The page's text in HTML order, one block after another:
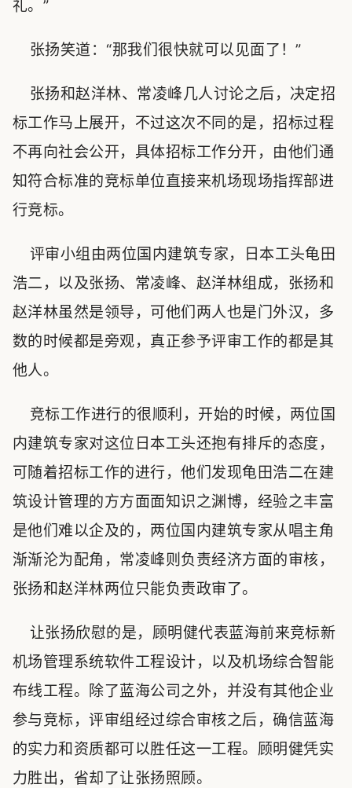
礼。”
张扬笑道：“那我们很快就可以见面了！”
张扬和赵洋林、常凌峰几人讨论之后，决定招
标工作马上展开，不过这次不同的是，招标过程
不再向社会公开，具体招标工作分开，由他们通
知符合标准的竞标单位直接来机场现场指挥部进
行竞标。
评审小组由两位国内建筑专家，日本工头龟田
浩二，以及张扬、常凌峰、赵洋林组成，张扬和
赵洋林虽然是领导，可他们两人也是门外汉，多
数的时候都是旁观，真正参予评审工作的都是其
他人。
竞标工作进行的很顺利，开始的时候，两位国
内建筑专家对这位日本工头还抱有排斥的态度，
可随着招标工作的进行，他们发现龟田浩二在建
筑设计管理的方方面面知识之渊博，经验之丰富
是他们难以企及的，两位国内建筑专家从唱主角
渐渐沦为配角，常凌峰则负责经济方面的审核，
张扬和赵洋林两位只能负责政审了。
让张扬欣慰的是，顾明健代表蓝海前来竞标新
机场管理系统软件工程设计，以及机场综合智能
布线工程。除了蓝海公司之外，并没有其他企业
参与竞标，评审组经过综合审核之后，确信蓝海
的实力和资质都可以胜任这一工程。顾明健凭实
力胜出，省却了让张扬照顾。